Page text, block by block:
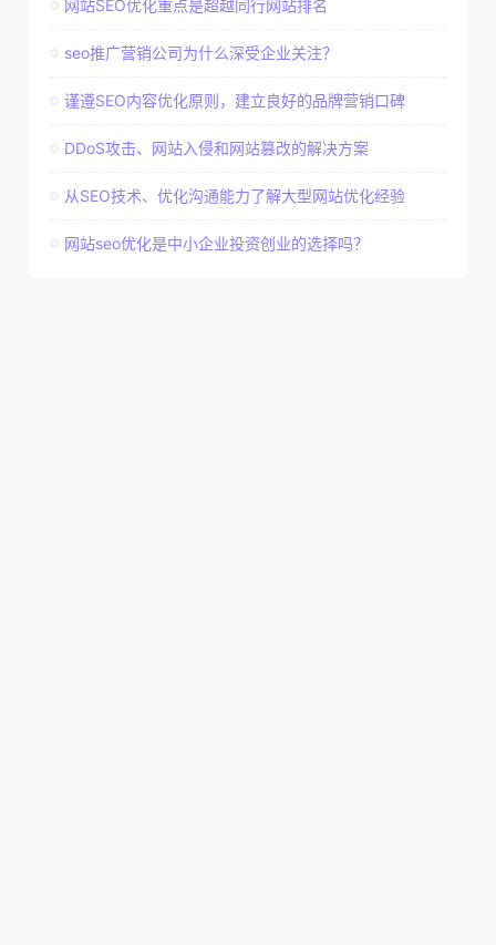
网站SEO优化重点是超越同行网站排名
seo推广营销公司为什么深受企业关注？
谨遵SEO内容优化原则，建立良好的品牌营销口碑
DDoS攻击、网站入侵和网站篡改的解决方案
从SEO技术、优化沟通能力了解大型网站优化经验
网站seo优化是中小企业投资创业的选择吗？